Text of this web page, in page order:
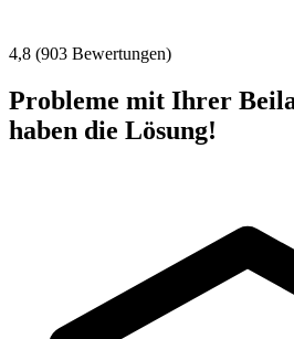
4,8 (903 Bewertungen)
Probleme mit Ihrer
haben die Lösung!